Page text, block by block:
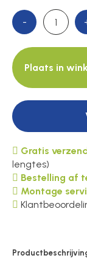
-
Plaats in
Gratis
lengtes)
Bestelling af
Montage